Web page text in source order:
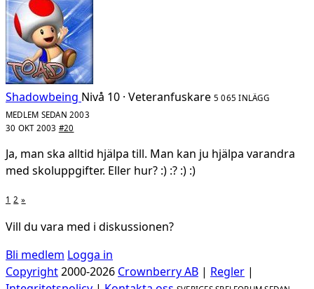
Shadowbeing Nivå 10 · Veteranfuskare 5 065 INLÄGG
MEDLEM SEDAN 2003
30 OKT 2003 #20
Ja, man ska alltid hjälpa till. Man kan ju hjälpa varandra
med skoluppgifter. Eller hur? :) :? :) :)
1 2 »
Vill du vara med i diskussionen?
Bli medlem Logga in
Copyright2000-2026 Crownberry AB | Regler |